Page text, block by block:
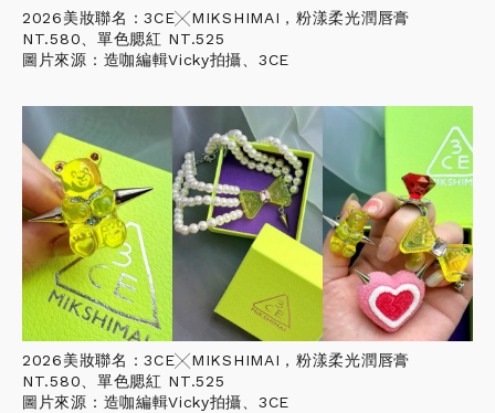
2026美妝聯名：3CE╳MIKSHIMAI，粉漾柔光潤唇膏
NT.580、單色腮紅 NT.525
圖片來源：造咖編輯Vicky拍攝、3CE
2026美妝聯名：3CE╳MIKSHIMAI，粉漾柔光潤唇膏
NT.580、單色腮紅 NT.525
圖片來源：造咖編輯Vicky拍攝、3CE